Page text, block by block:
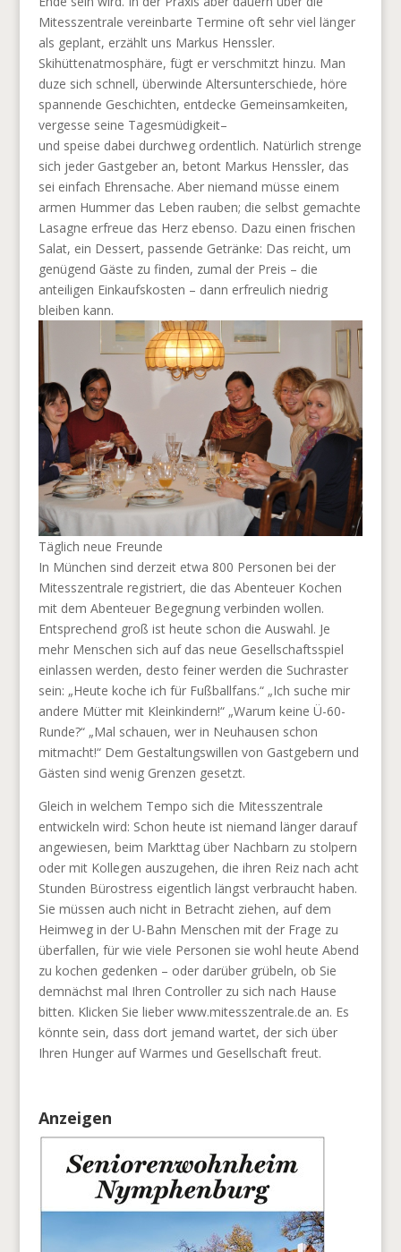
Mitesszentrale vereinbarte Termine oft sehr viel länger
als geplant, erzählt uns Markus Henssler.
Skihüttenatmosphäre, fügt er verschmitzt hinzu. Man
duze sich schnell, überwinde Altersunterschiede, höre
spannende Geschichten, entdecke Gemeinsamkeiten,
vergesse seine Tagesmüdigkeit–
und speise dabei durchweg ordentlich. Natürlich strenge
sich jeder Gastgeber an, betont Markus Henssler, das
sei einfach Ehrensache. Aber niemand müsse einem
armen Hummer das Leben rauben; die selbst gemachte
Lasagne erfreue das Herz ebenso. Dazu einen frischen
Salat, ein Dessert, passende Getränke: Das reicht, um
genügend Gäste zu finden, zumal der Preis – die
anteiligen Einkaufskosten – dann erfreulich niedrig
bleiben kann.
Täglich neue Freunde
In München sind derzeit etwa 800 Personen bei der
Mitesszentrale registriert, die das Abenteuer Kochen
mit dem Abenteuer Begegnung verbinden wollen.
Entsprechend groß ist heute schon die Auswahl. Je
mehr Menschen sich auf das neue Gesellschaftsspiel
einlassen werden, desto feiner werden die Suchraster
sein: „Heute koche ich für Fußballfans.“ „Ich suche mir
andere Mütter mit Kleinkindern!“ „Warum keine Ü-60-
Runde?“ „Mal schauen, wer in Neuhausen schon
mitmacht!“ Dem Gestaltungswillen von Gastgebern und
Gästen sind wenig Grenzen gesetzt.
Gleich in welchem Tempo sich die Mitesszentrale
entwickeln wird: Schon heute ist niemand länger darauf
angewiesen, beim Markttag über Nachbarn zu stolpern
oder mit Kollegen auszugehen, die ihren Reiz nach acht
Stunden Bürostress eigentlich längst verbraucht haben.
Sie müssen auch nicht in Betracht ziehen, auf dem
Heimweg in der U-Bahn Menschen mit der Frage zu
überfallen, für wie viele Personen sie wohl heute Abend
zu kochen gedenken – oder darüber grübeln, ob Sie
demnächst mal Ihren Controller zu sich nach Hause
bitten. Klicken Sie lieber www.mitesszentrale.de an. Es
könnte sein, dass dort jemand wartet, der sich über
Ihren Hunger auf Warmes und Gesellschaft freut.
Anzeigen